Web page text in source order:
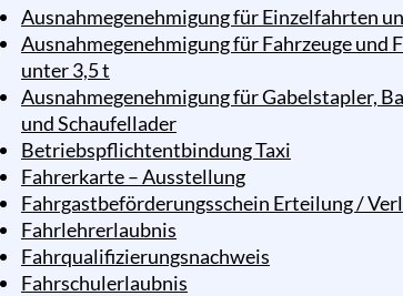
Ausnahmegenehmigung für Einzelfahrten
Ausnahmegenehmigung für Fahrzeuge und
unter 3,5 t
Ausnahmegenehmigung für Gabelstapler,
und Schaufellader
Betriebspflichtentbindung Taxi
Fahrerkarte – Ausstellung
Fahrgastbeförderungsschein Erteilung /
Fahrlehrerlaubnis
Fahrqualifizierungsnachweis
Fahrschulerlaubnis